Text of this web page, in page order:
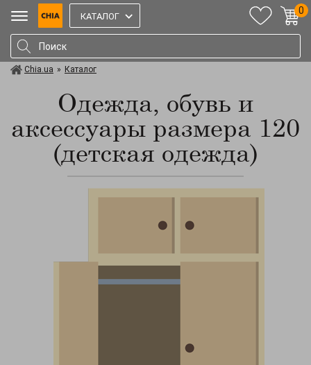
КАТАЛОГ
0
Chia.ua » Каталог
Одежда, обувь и
аксессуары размера 120
(детская одежда)